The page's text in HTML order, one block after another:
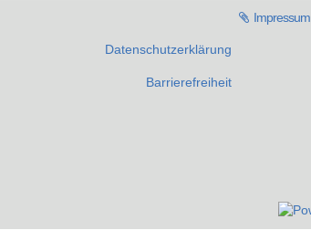
Impressum
Datenschutzerklärung
Barrierefreiheit